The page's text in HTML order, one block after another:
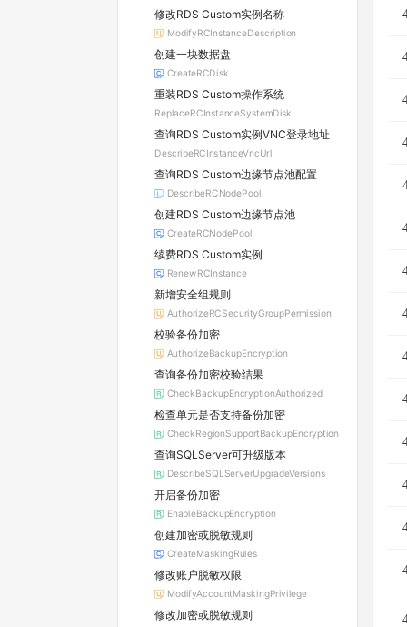
修改RDS Custom实例名称
ModifyRCInstanceDescription
创建一块数据盘
CreateRCDisk
重装RDS Custom操作系统
ReplaceRCInstanceSystemDisk
查询RDS Custom实例VNC登录地址
DescribeRCInstanceVncUrl
查询RDS Custom边缘节点池配置
DescribeRCNodePool
创建RDS Custom边缘节点池
CreateRCNodePool
续费RDS Custom实例
RenewRCInstance
新增安全组规则
AuthorizeRCSecurityGroupPermission
校验备份加密
AuthorizeBackupEncryption
查询备份加密校验结果
CheckBackupEncryptionAuthorized
检查单元是否支持备份加密
CheckRegionSupportBackupEncryption
查询SQLServer可升级版本
DescribeSQLServerUpgradeVersions
开启备份加密
EnableBackupEncryption
创建加密或脱敏规则
CreateMaskingRules
修改账户脱敏权限
ModifyAccountMaskingPrivilege
修改加密或脱敏规则